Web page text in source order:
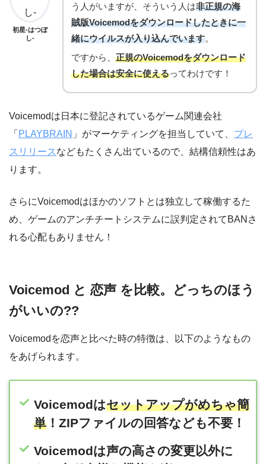
初星-はつぼ
し-
う人がいますが、そういう人は非正規の海
賊版Voicemodをダウンロードしたときに一
緒にウイルスが入り込んでいます。
ですから、 正規のVoicemodをダウンロード
した場合は安全に使えるってわけです！
Voicemodは日本に登記されているゲーム関連会社
「 PLAYBRAIN 」がマーケティングを担当していて、 プレ
スリリース などもたくさん出ているので、結構信頼性はあ
ります。
さらにVoicemodはほかのソフトとは独立して稼働するた
め、ゲームのアンチチートシステムに誤判定されてBANさ
れる心配もありません！
Voicemod と 恋声 を比較。どっちのほう
がいいの??
Voicemodを恋声と比べた時の特徴は、以下のようなもの
をあげられます。
Voicemodはセットアップがめちゃ簡
単 ！ZIPファイルの回答なども不要！
Voicemodは声の高さの変更以外に